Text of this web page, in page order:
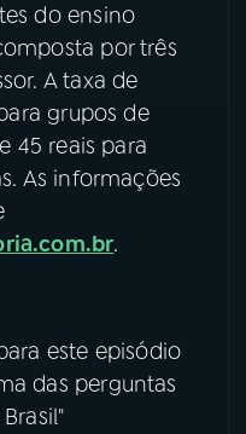
do ensino
por três
A taxa de
grupos de
45 reais para
As informações
.
este episódio
das perguntas